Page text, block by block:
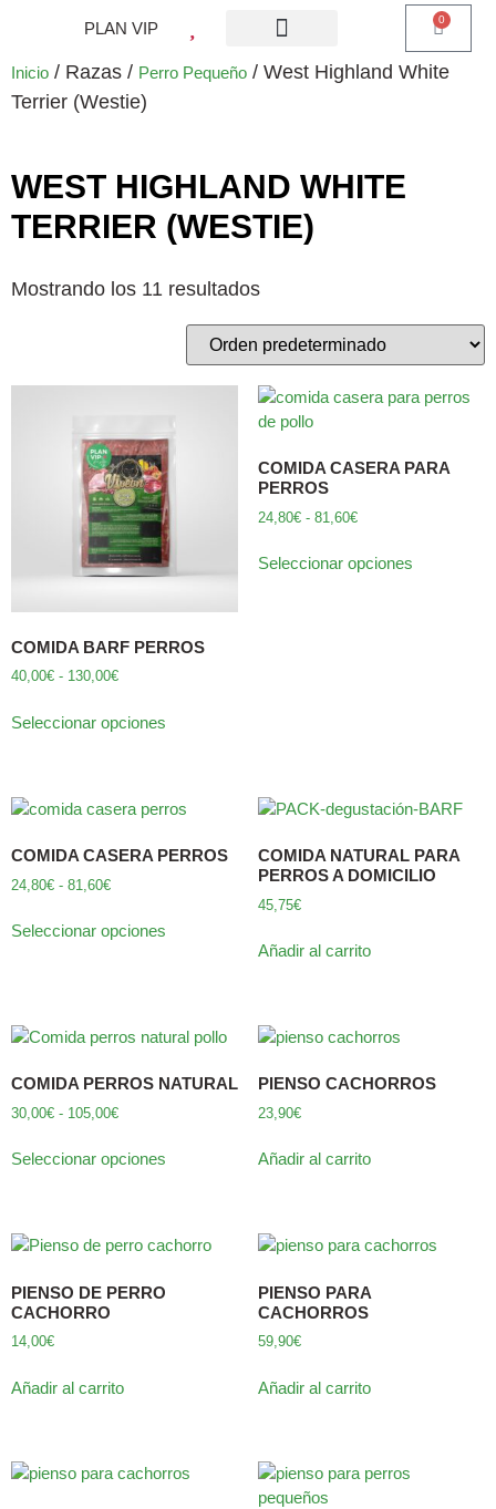
PLAN VIP 0
Inicio / Razas / Perro Pequeño / West Highland White
Terrier (Westie)
WEST HIGHLAND WHITE
TERRIER (WESTIE)
Mostrando los 11 resultados
COMIDA BARF PERROS
40,00€ - 130,00€
Seleccionar opciones
COMIDA CASERA PARA
PERROS
24,80€ - 81,60€
Seleccionar opciones
COMIDA CASERA PERROS
24,80€ - 81,60€
Seleccionar opciones
COMIDA NATURAL PARA
PERROS A DOMICILIO
45,75€
Añadir al carrito
COMIDA PERROS NATURAL
30,00€ - 105,00€
Seleccionar opciones
PIENSO CACHORROS
23,90€
Añadir al carrito
PIENSO DE PERRO
CACHORRO
14,00€
Añadir al carrito
PIENSO PARA
CACHORROS
59,90€
Añadir al carrito